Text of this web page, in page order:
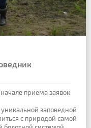
приёма заявок
заповедной
с природой самой